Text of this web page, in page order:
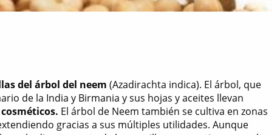
del árbol del neem (Azadirachta indica). El árbol, que
de la India y Birmania y sus hojas y aceites llevan
El árbol de Neem también se cultiva en zonas
gracias a sus múltiples utilidades. Aunque